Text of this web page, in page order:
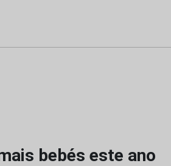
bebés este ano